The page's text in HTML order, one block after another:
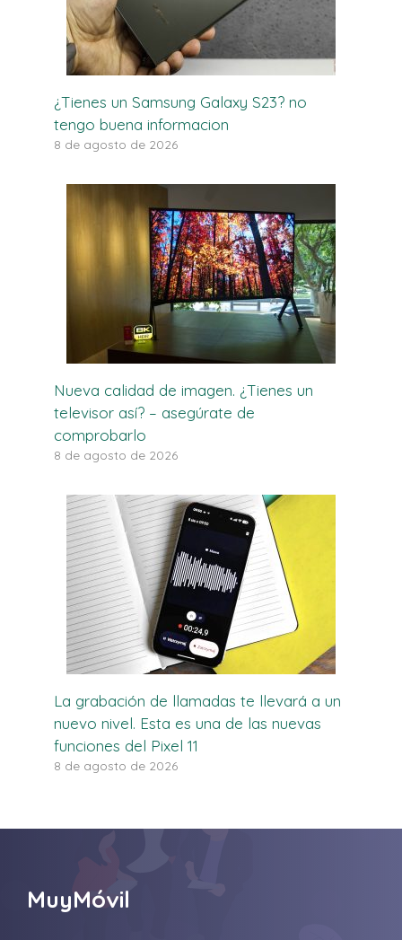
¿Tienes un Samsung Galaxy S23? no
tengo buena informacion
8 de agosto de 2026
Nueva calidad de imagen. ¿Tienes un
televisor así? – asegúrate de
comprobarlo
8 de agosto de 2026
La grabación de llamadas te llevará a un
nuevo nivel. Esta es una de las nuevas
funciones del Pixel 11
8 de agosto de 2026
MuyMóvil